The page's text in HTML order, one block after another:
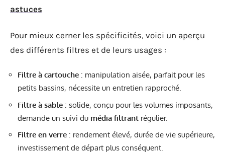
astuces
Pour mieux cerner les spécificités, voici un aperçu
des différents filtres et de leurs usages :
Filtre à cartouche : manipulation aisée, parfait pour les
petits bassins, nécessite un entretien rapproché.
Filtre à sable : solide, conçu pour les volumes imposants,
demande un suivi du média filtrant régulier.
Filtre en verre : rendement élevé, durée de vie supérieure,
investissement de départ plus conséquent.